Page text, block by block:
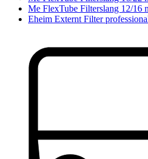
Me FlexTube Filterslang 12/16
Eheim Externt Filter